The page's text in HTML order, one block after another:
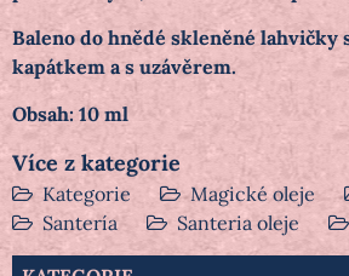
Baleno do hnědé skleněné
kapátkem a s uzávěrem.
Obsah: 10 ml
Více z kategorie
Kategorie Magické oleje
Santería
Santeria oleje